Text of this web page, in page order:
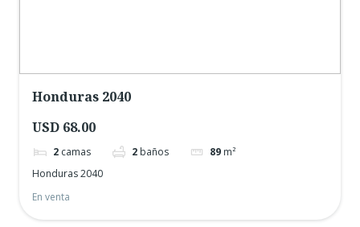
Honduras 2040
USD 68.00
2 camas 2 baños 89 m²
Honduras 2040
En venta